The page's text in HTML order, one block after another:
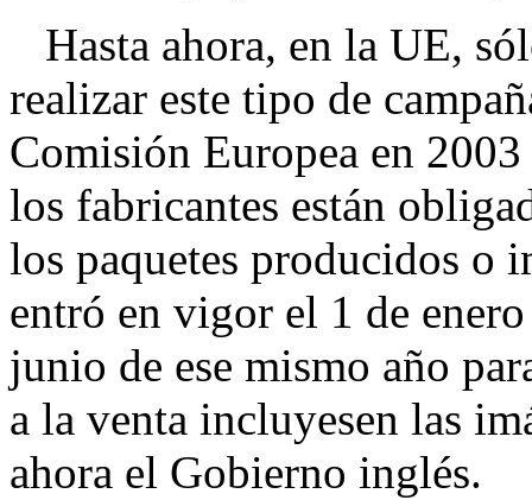
Hasta ahora, en la UE,
realizar este tipo de
Comisión Europea en
los fabricantes están
los paquetes producidos o
entró en vigor el 1 de
junio de ese mismo año
a la venta incluyesen las
ahora el Gobierno inglés.